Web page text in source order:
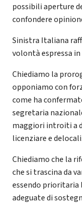
possibili aperture
confondere
Sinistra Italiana
volontà espressa
Chiediamo la
opponiamo con
come ha
segretaria
maggiori introiti a
licenziare e
Chiediamo che la
che si trascina da
essendo prioritaria
adeguate di